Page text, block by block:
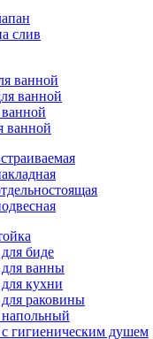
слив
ванной
ванной
ванной
биде
ванны
кухни
раковины
гигиеническим душем